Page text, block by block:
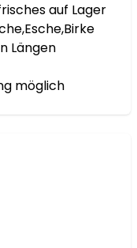
auf Lager
Längen
möglich